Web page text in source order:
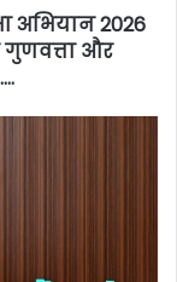
अभियान 2026
और